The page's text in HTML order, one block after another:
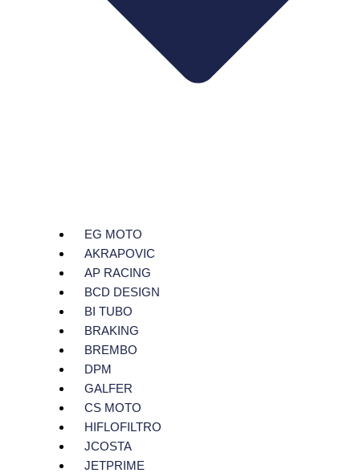
EG MOTO
AKRAPOVIC
AP RACING
BCD DESIGN
BI TUBO
BRAKING
BREMBO
DPM
GALFER
CS MOTO
HIFLOFILTRO
JCOSTA
JETPRIME